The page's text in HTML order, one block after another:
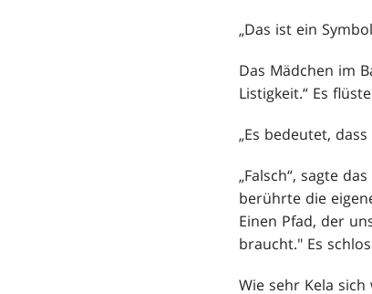
„Das ist ein
Das Mädchen im
Listigkeit.“ Es
„Es bedeutet,
„Falsch“, sagte
berührte die
Einen Pfad, der
braucht." Es
Wie sehr Kela